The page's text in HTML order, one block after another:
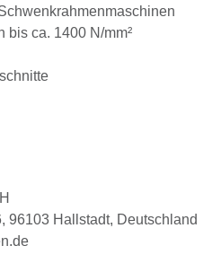
bis ca. 1400 N/mm²
96103 Hallstadt, Deutschland